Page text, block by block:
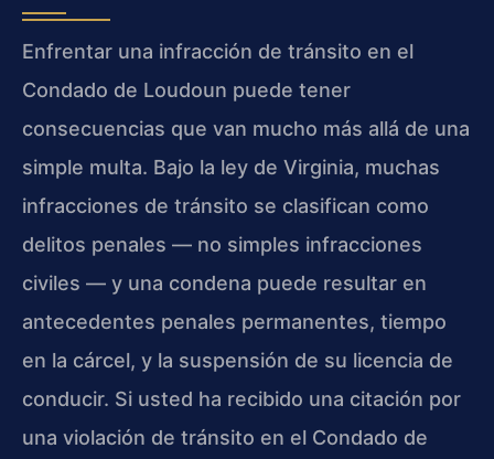
Enfrentar una infracción de tránsito en el
Condado de Loudoun puede tener
consecuencias que van mucho más allá de una
simple multa. Bajo la ley de Virginia, muchas
infracciones de tránsito se clasifican como
delitos penales — no simples infracciones
civiles — y una condena puede resultar en
antecedentes penales permanentes, tiempo
en la cárcel, y la suspensión de su licencia de
conducir. Si usted ha recibido una citación por
una violación de tránsito en el Condado de